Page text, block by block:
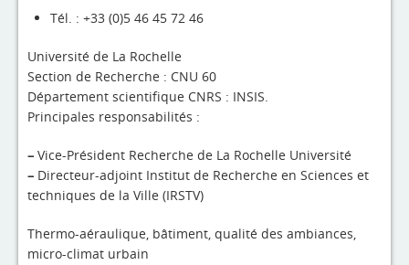
Tél. : +33 (0)5 46 45 72 46
Université de La Rochelle
Section de Recherche : CNU 60
Département scientifique CNRS : INSIS.
Principales responsabilités :
– Vice-Président Recherche de La Rochelle Université
– Directeur-adjoint Institut de Recherche en Sciences et
techniques de la Ville (IRSTV)
Thermo-aéraulique, bâtiment, qualité des ambiances,
micro-climat urbain